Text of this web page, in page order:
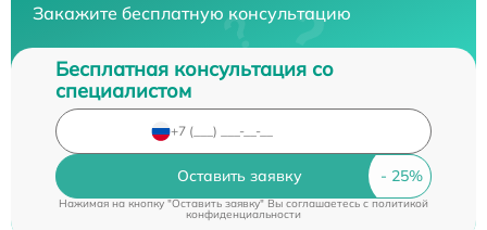
Закажите бесплатную консультацию
Бесплатная консультация со
специалистом
Оставить заявку
Нажимая на кнопку "Оставить заявку" Вы соглашаетесь cполитикой
конфиденциальности